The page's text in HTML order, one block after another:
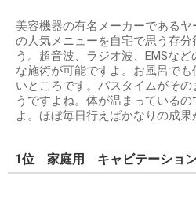
美容機器の有名メーカーである
の人気メニューを自宅で思う存分
う。超音波、ラジオ波、EMSな
な施術が可能ですよ。お風呂で
いところです。バスタイムがそ
うですよね。体が温まっている
よ。ほぼ毎日行えばかなりの成果
1位 家庭用 キャビテーショ